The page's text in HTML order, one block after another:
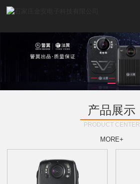
产品展示
PRODUCT CENTER
MORE+